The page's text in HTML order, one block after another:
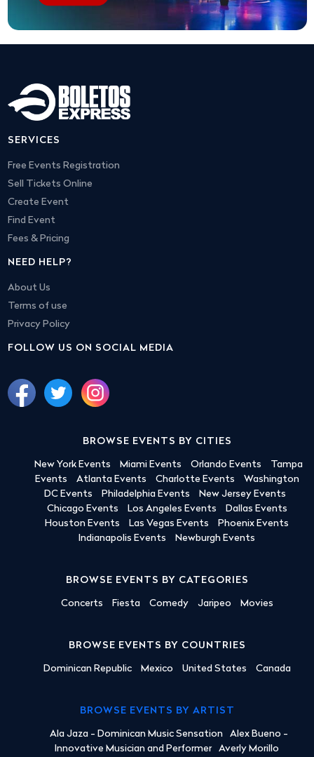
SERVICES
Free Events Registration
Sell Tickets Online
Create Event
Find Event
Fees & Pricing
NEED HELP?
About Us
Terms of use
Privacy Policy
FOLLOW US ON SOCIAL MEDIA
BROWSE EVENTS BY CITIES
New York Events Miami Events Orlando Events
Tampa
Events
Atlanta Events Charlotte Events
Washington
DC Events
Philadelphia Events
New Jersey Events
Chicago Events
Los Angeles Events
Dallas Events
Houston Events
Las Vegas Events
Phoenix Events
Indianapolis Events
Newburgh Events
BROWSE EVENTS BY CATEGORIES
Concerts Fiesta Comedy Jaripeo Movies
BROWSE EVENTS BY COUNTRIES
Dominican Republic Mexico United States Canada
BROWSE EVENTS BY ARTIST
Ala Jaza - Dominican Music Sensation
Alex Bueno -
Innovative Musician and Performer
Averly Morillo